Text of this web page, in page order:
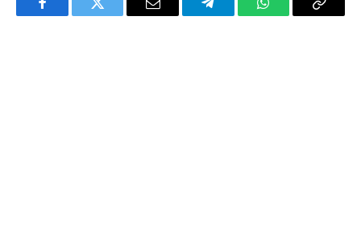
FacebookTwitter Email TelegramWhatsAppCopy